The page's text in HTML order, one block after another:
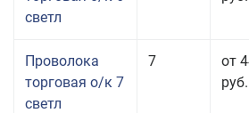
светл
Проволока
торговая о/к 7
светл
7
от
руб.